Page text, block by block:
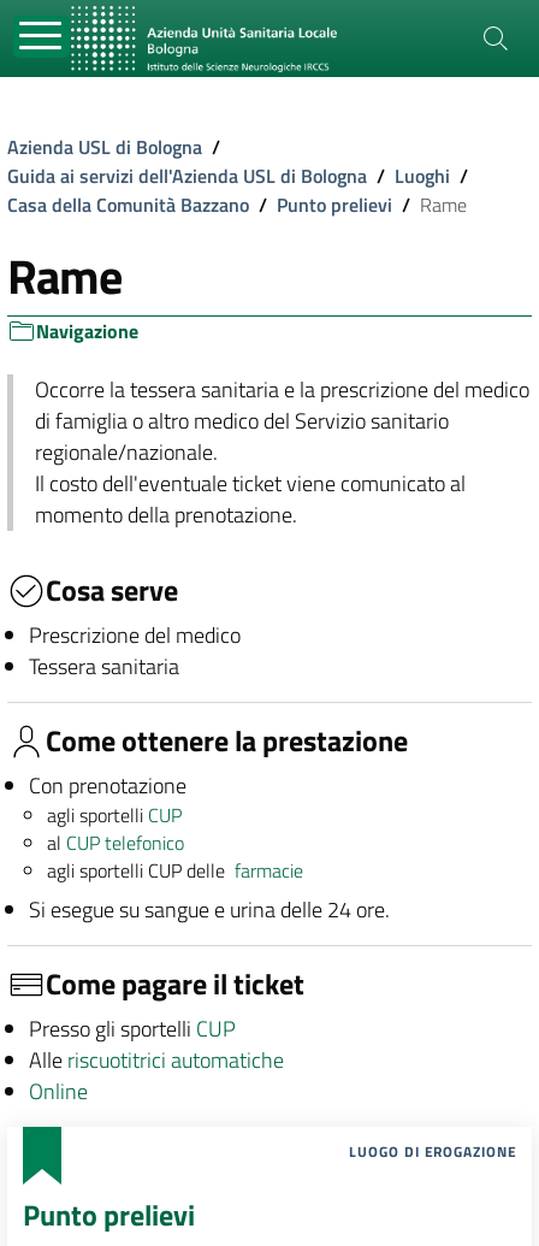
Azienda USL di Bologna /
Guida ai servizi dell'Azienda USL di Bologna / Luoghi /
Casa della Comunità Bazzano / Punto prelievi / Rame
Rame
Navigazione
Occorre la tessera sanitaria e la prescrizione del medico
di famiglia o altro medico del Servizio sanitario
regionale/nazionale.
Il costo dell'eventuale ticket viene comunicato al
momento della prenotazione.
Cosa serve
Prescrizione del medico
Tessera sanitaria
Come ottenere la prestazione
Con prenotazione
agli sportelli CUP
al CUP telefonico
agli sportelli CUP dellefarmacie
Si esegue su sangue e urina delle 24 ore.
Come pagare il ticket
Presso gli sportelli CUP
Alleriscuotitrici automatiche
Online
LUOGO DI EROGAZIONE
Punto prelievi